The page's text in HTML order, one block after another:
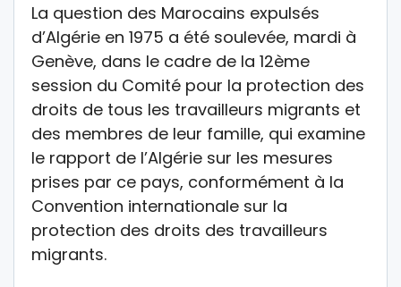
La question des Marocains expulsés
d’Algérie en 1975 a été soulevée, mardi à
Genève, dans le cadre de la 12ème
session du Comité pour la protection des
droits de tous les travailleurs migrants et
des membres de leur famille, qui examine
le rapport de l’Algérie sur les mesures
prises par ce pays, conformément à la
Convention internationale sur la
protection des droits des travailleurs
migrants.